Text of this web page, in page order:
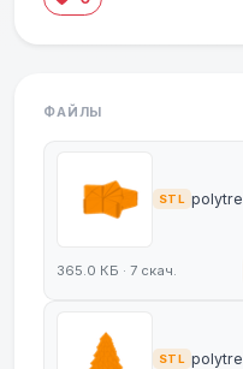
ФАЙЛЫ
STL
365.0 КБ · 7 скач.
STL